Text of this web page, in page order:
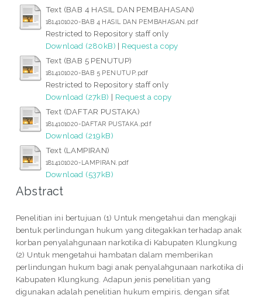
Text (BAB 4 HASIL DAN PEMBAHASAN)
1814101020-BAB 4 HASIL DAN PEMBAHASAN.pdf
Restricted to Repository staff only
Download (280kB) | Request a copy
Text (BAB 5 PENUTUP)
1814101020-BAB 5 PENUTUP.pdf
Restricted to Repository staff only
Download (27kB) | Request a copy
Text (DAFTAR PUSTAKA)
1814101020-DAFTAR PUSTAKA.pdf
Download (219kB)
Text (LAMPIRAN)
1814101020-LAMPIRAN.pdf
Download (537kB)
Abstract
Penelitian ini bertujuan (1) Untuk mengetahui dan mengkaji
bentuk perlindungan hukum yang ditegakkan terhadap anak
korban penyalahgunaan narkotika di Kabupaten Klungkung
(2) Untuk mengetahui hambatan dalam memberikan
perlindungan hukum bagi anak penyalahgunaan narkotika di
Kabupaten Klungkung. Adapun jenis penelitian yang
digunakan adalah penelitian hukum empiris, dengan sifat